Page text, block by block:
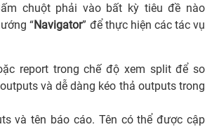
chuột phải vào bất kỳ tiêu đề nào
“Navigator” để thực hiện các tác vụ
report trong chế độ xem split để so
và dễ dàng kéo thả outputs trong
và tên báo cáo. Tên có thể được cập